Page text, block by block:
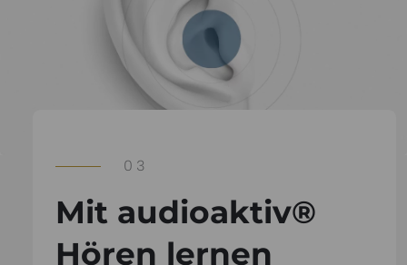
03
Mit audioaktiv®
Hören lernen